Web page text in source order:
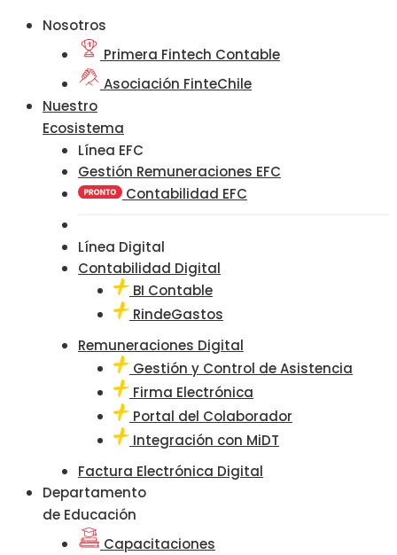
Nosotros
Primera Fintech Contable
Asociación FinteChile
Nuestro
Ecosistema
Línea EFC
Gestión Remuneraciones EFC
Contabilidad EFC
Línea Digital
Contabilidad Digital
BI Contable
RindeGastos
Remuneraciones Digital
Gestión y Control de Asistencia
Firma Electrónica
Portal del Colaborador
Integración con MiDT
Factura Electrónica Digital
Departamento
de Educación
Capacitaciones